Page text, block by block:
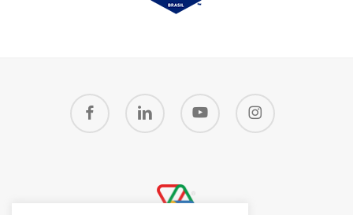
facebook linkedin youtube instagram